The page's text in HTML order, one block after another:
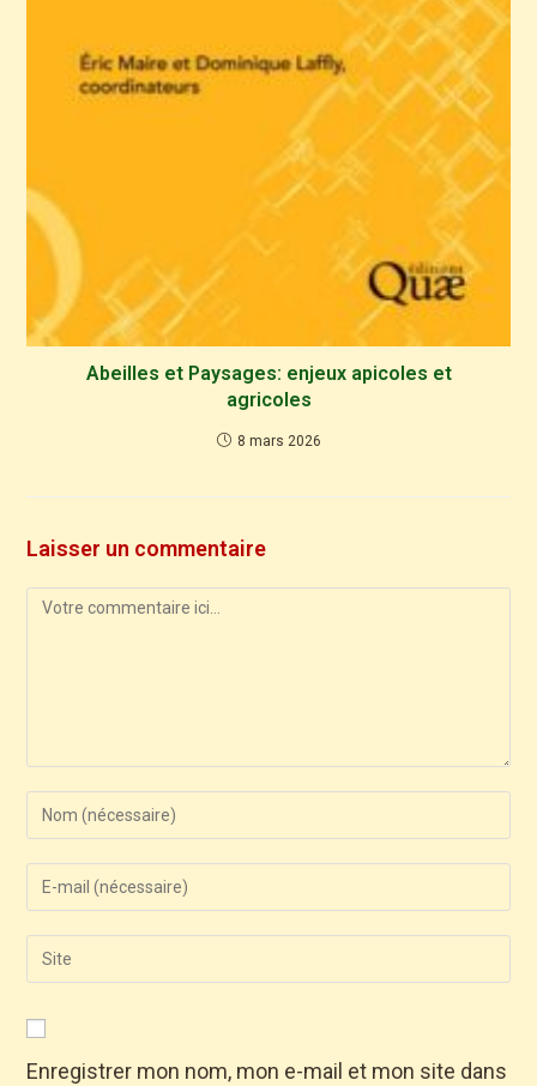
Abeilles et Paysages: enjeux apicoles et
agricoles
8 mars 2026
Laisser un commentaire
Enregistrer mon nom, mon e-mail et mon site dans